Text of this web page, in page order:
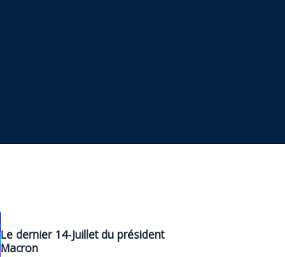
Le dernier 14-Juillet du président
Macron